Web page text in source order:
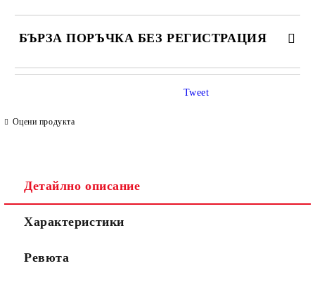
БЪРЗА ПОРЪЧКА БЕЗ РЕГИСТРАЦИЯ
САМО ПОПЪЛНЕТЕ 4 ПОЛЕТА
Съгласен съм сПолитиката за лични данни
Ние ще се свържем с вас в рамките на работния ден.
Оцени продукта
Tweet
Детайлно описание
Характеристики
Ревюта